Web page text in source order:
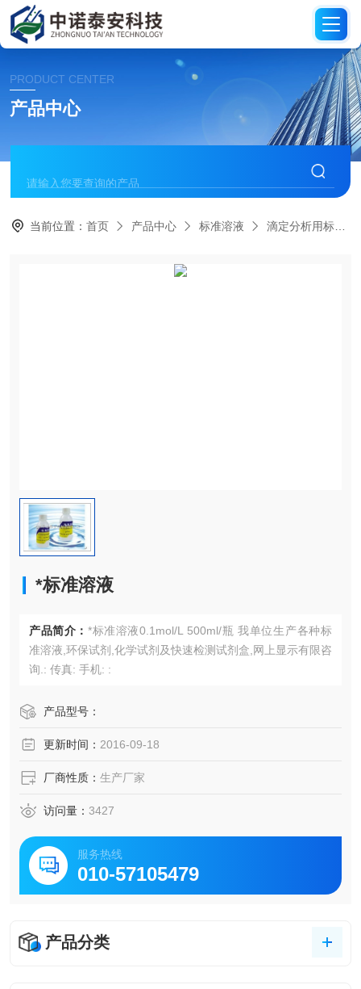
PRODUCT CENTER
产品中心
当前位置：首页 产品中心 标准溶液 滴定分析用标准溶液
*标准溶液
产品简介： *标准溶液0.1mol/L 500ml/瓶 我单位生产各种标
准溶液,环保试剂,化学试剂及快速检测试剂盒,网上显示有限咨
询.: 传真: 手机: :
产品型号：
更新时间： 2016-09-18
厂商性质： 生产厂家
访问量： 3427
服务热线
010-57105479
产品分类